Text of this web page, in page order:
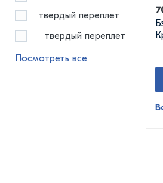
твердый переплет
твердый переплет
Посмотреть все